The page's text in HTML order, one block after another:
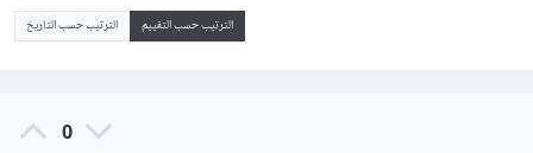
الترتيب حسب التقييم الترتيب حسب التاريخ
0